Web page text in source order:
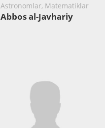
Astronomlar, Matematiklar
Abbos al-Javhariy